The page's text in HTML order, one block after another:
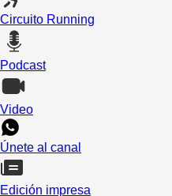
Circuito Running
Podcast
Video
Únete al canal
Edición impresa